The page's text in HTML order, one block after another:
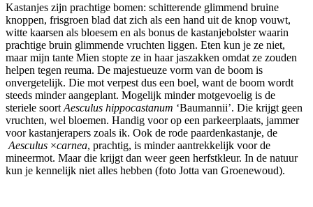
Kastanjes zijn prachtige bomen: schitterende glimmend bruine
knoppen, frisgroen blad dat zich als een hand uit de knop vouwt,
witte kaarsen als bloesem en als bonus de kastanjebolster waarin
prachtige bruin glimmende vruchten liggen. Eten kun je ze niet,
maar mijn tante Mien stopte ze in haar jaszakken omdat ze zouden
helpen tegen reuma. De majestueuze vorm van de boom is
onvergetelijk. Die mot verpest dus een boel, want de boom wordt
steeds minder aangeplant. Mogelijk minder motgevoelig is de
steriele soort Aesculus hippocastanum ‘Baumannii’. Die krijgt geen
vruchten, wel bloemen. Handig voor op een parkeerplaats, jammer
voor kastanjerapers zoals ik. Ook de rode paardenkastanje, de
Aesculus ×carnea, prachtig, is minder aantrekkelijk voor de
mineermot. Maar die krijgt dan weer geen herfstkleur. In de natuur
kun je kennelijk niet alles hebben (foto Jotta van Groenewoud).